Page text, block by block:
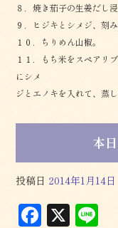
８．焼き茄子の生姜だし浸
９．ヒジキとシメジ、刻
１０．ちりめん山椒。
１１．もち米をスペアリ
にシメ
ジとエノキを入れて、蒸
本
投稿日 2014年1月14日
F X